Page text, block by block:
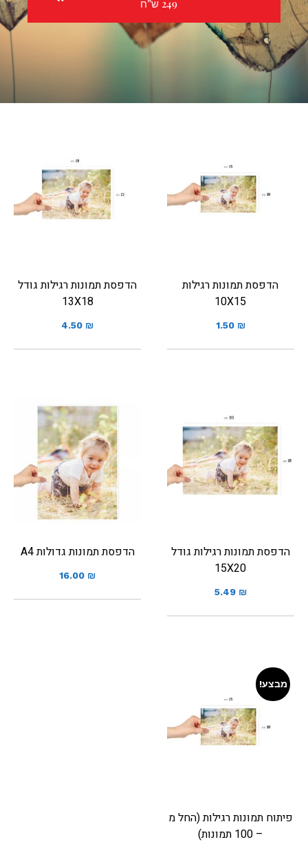
249 ש”ח
הדפסת תמונות רגילות
10X15
1.50 ₪
הדפסת תמונות רגילות גודל
13X18
4.50 ₪
הדפסת תמונות רגילות גודל
15X20
5.49 ₪
הדפסת תמונות גדולות A4
16.00 ₪
מבצע!
פיתוח תמונות רגילות (החל מ
– 100 תמונות)